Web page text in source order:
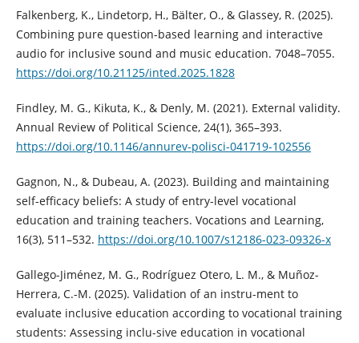
Falkenberg, K., Lindetorp, H., Bälter, O., & Glassey, R. (2025).
Combining pure question-based learning and interactive
audio for inclusive sound and music education. 7048–7055.
https://doi.org/10.21125/inted.2025.1828
Findley, M. G., Kikuta, K., & Denly, M. (2021). External validity.
Annual Review of Political Science, 24(1), 365–393.
https://doi.org/10.1146/annurev-polisci-041719-102556
Gagnon, N., & Dubeau, A. (2023). Building and maintaining
self-efficacy beliefs: A study of entry-level vocational
education and training teachers. Vocations and Learning,
16(3), 511–532. https://doi.org/10.1007/s12186-023-09326-x
Gallego-Jiménez, M. G., Rodríguez Otero, L. M., & Muñoz-
Herrera, C.-M. (2025). Validation of an instru-ment to
evaluate inclusive education according to vocational training
students: Assessing inclu-sive education in vocational